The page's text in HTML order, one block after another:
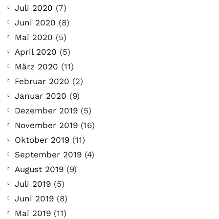
Juli 2020 (7)
Juni 2020 (8)
Mai 2020 (5)
April 2020 (5)
März 2020 (11)
Februar 2020 (2)
Januar 2020 (9)
Dezember 2019 (5)
November 2019 (16)
Oktober 2019 (11)
September 2019 (4)
August 2019 (9)
Juli 2019 (5)
Juni 2019 (8)
Mai 2019 (11)